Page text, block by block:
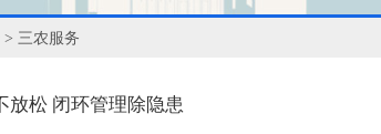
> 三农服务
放松 闭环管理除隐患